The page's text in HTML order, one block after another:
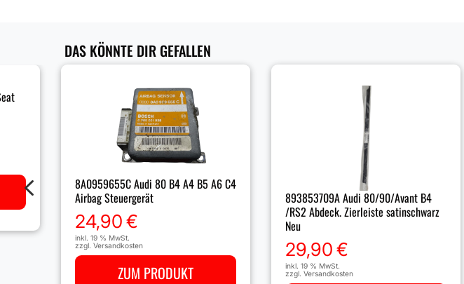
DAS KÖNNTE DIR GEFALLEN
8A0959655C Audi 80 B4 A4 B5 A6 C4
Airbag Steuergerät
24,90€
inkl. 19 % MwSt.
zzgl. Versandkosten
ZUM PRODUKT
893853709A Audi 80/90/Avant B4
/RS2 Abdeck. Zierleiste satinschwarz
Neu
29,90€
inkl. 19 % MwSt.
zzgl. Versandkosten
4